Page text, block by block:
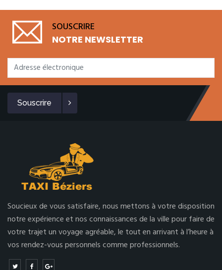
SOUSCRIRE
NOTRE NEWSLETTER
Souscrire
Soucieux de vous satisfaire, nous mettons à votre disposition
notre expérience et nos connaissances de la ville pour faire de
votre trajet un voyage agréable, le tout en arrivant à l’heure à
vos rendez-vous personnels comme professionnels.